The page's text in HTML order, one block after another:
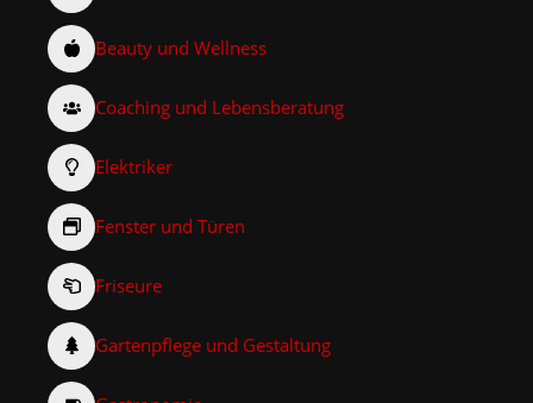
Beauty und Wellness
Coaching und Lebensberatung
Elektriker
Fenster und Türen
Friseure
Gartenpflege und Gestaltung